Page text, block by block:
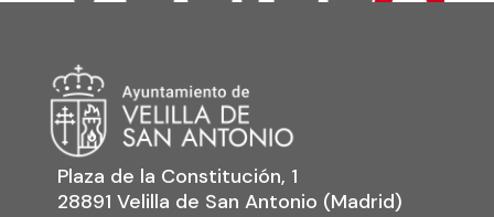
Plaza de la Constitución, 1
28891 Velilla de San Antonio (Madrid)